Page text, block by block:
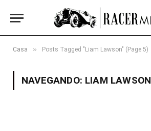
Casa » Posts Tagged "Liam Lawson" (Page 5)
NAVEGANDO: LIAM LAWSON